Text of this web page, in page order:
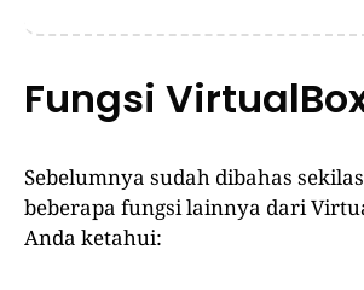
Fungsi
Sebelumnya sudah dibahas
beberapa fungsi lainnya dari
Anda ketahui: